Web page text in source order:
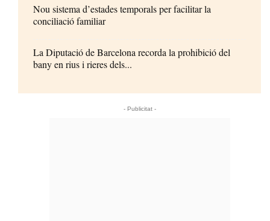
Nou sistema d’estades temporals per facilitar la
conciliació familiar
La Diputació de Barcelona recorda la prohibició del
bany en rius i rieres dels...
- Publicitat -